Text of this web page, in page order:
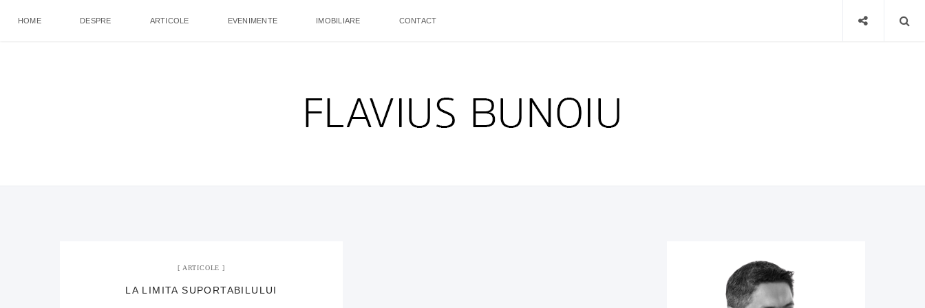
HOME DESPRE ARTICOLE EVENIMENTE IMOBILIARE CONTACT
ARTICOLE
LA LIMITA SUPORTABILULUI